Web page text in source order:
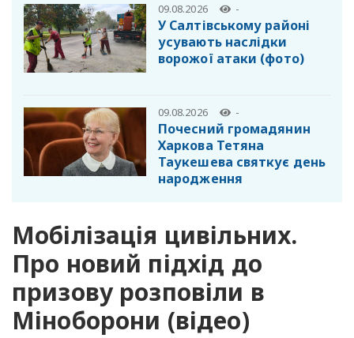
09.08.2026 -
У Салтівському районі
усувають наслідки
ворожої атаки (фото)
09.08.2026 -
Почесний громадянин
Харкова Тетяна
Таукешева святкує день
народження
Мобілізація цивільних.
Про новий підхід до
призову розповіли в
Міноборони (відео)